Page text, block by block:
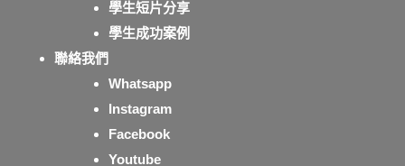
學生短片分享
學生成功案例
聯絡我們
Whatsapp
Instagram
Facebook
Youtube